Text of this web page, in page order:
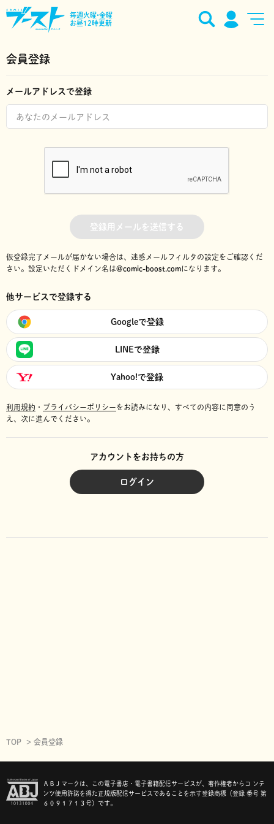
毎週火曜•金曜
お昼12時更新
会員登録
メールアドレスで登録
登録用メールを送信する
仮登録完了メールが届かない場合は、迷惑メールフィルタの設定をご確認くだ
さい。 設定いただくドメイン名は@comic-boost.comになります。
他サービスで登録する
Googleで登録
LINEで登録
Yahoo!で登録
利用規約 ・ プライバシーポリシーをお読みになり、 すべての内容に同意のう
え、次に進んでください。
アカウントをお持ちの方
ログイン
TOP 会員登録
ＡＢＪマークは、この電子書店・電子書籍配信サービスが、著作権者からコ ンテ
ンツ使用許諾を得た正規版配信サービスであることを示す登録商標（登録 番号 第
６０９１７１３号）です。